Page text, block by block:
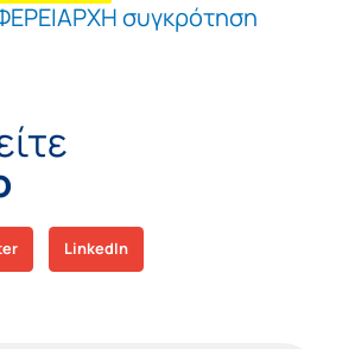
συγκρότηση
LinkedIn